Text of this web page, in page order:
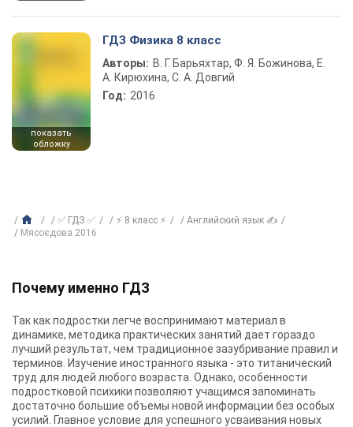
показать
обложку
ГДЗ Физика 8 класс
Авторы: В. Г. Барьяхтар, Ф. Я. Божинова, Е.
А. Кирюхина, С. А. Довгий
Год: 2016
✅ ГДЗ ✅ ⚡ 8 класс ⚡
Английский язык ✍
Мясоєдова 2016
Почему именно ГДЗ
Так как подростки легче воспринимают материал в
динамике, методика практических занятий дает гораздо
лучший результат, чем традиционное зазубривание правил и
терминов. Изучение иностранного языка - это титанический
труд для людей любого возраста. Однако, особенности
подростковой психики позволяют учащимся запоминать
достаточно большие объемы новой информации без особых
усилий. Главное условие для успешного усваивания новых